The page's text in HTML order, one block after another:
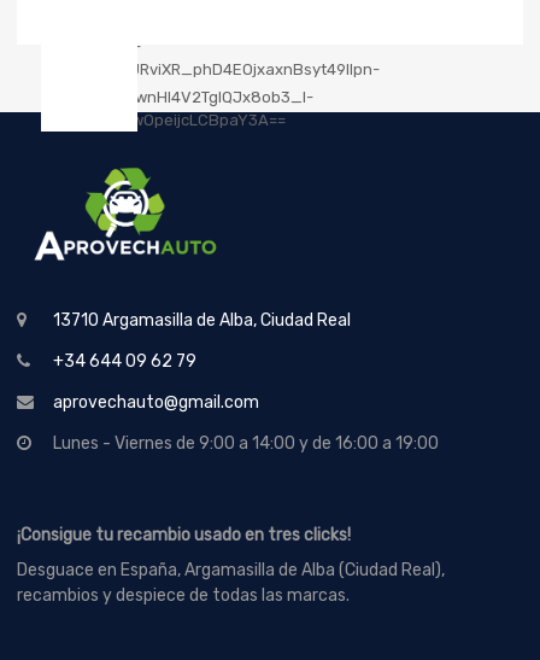
13710 Argamasilla de Alba, Ciudad Real
+34 644 09 62 79
aprovechauto@gmail.com
Lunes - Viernes de 9:00 a 14:00 y de 16:00 a 19:00
¡Consigue tu recambio usado en tres clicks!
Desguace en España, Argamasilla de Alba (Ciudad Real),
recambios y despiece de todas las marcas.